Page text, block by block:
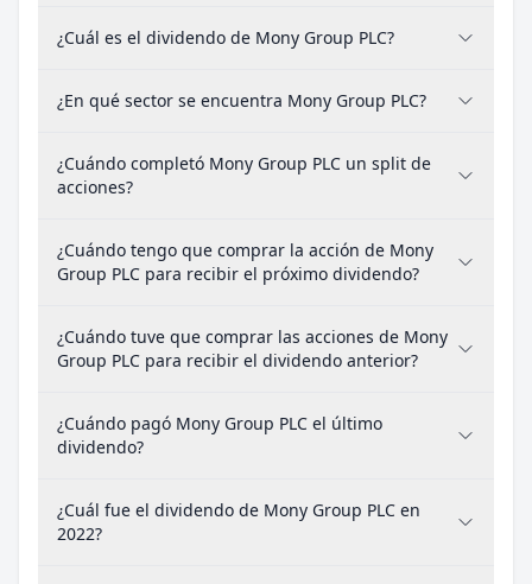
¿Cuál es el dividendo de Mony Group PLC?
¿En qué sector se encuentra Mony Group PLC?
¿Cuándo completó Mony Group PLC un split de
acciones?
¿Cuándo tengo que comprar la acción de Mony
Group PLC para recibir el próximo dividendo?
¿Cuándo tuve que comprar las acciones de Mony
Group PLC para recibir el dividendo anterior?
¿Cuándo pagó Mony Group PLC el último
dividendo?
¿Cuál fue el dividendo de Mony Group PLC en
2022?